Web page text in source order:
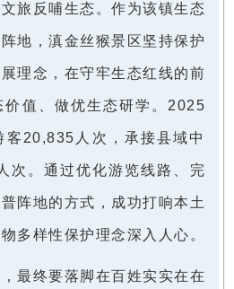
旅反哺生态。作为该镇生态
地，滇金丝猴景区坚持保护
理念，在守牢生态红线的前
价值、做优生态研学。2025
客20,835人次，承接县域中
次。通过优化游览线路、完
阵地的方式，成功打响本土
多样性保护理念深入人心。
最终要落脚在百姓实实在在